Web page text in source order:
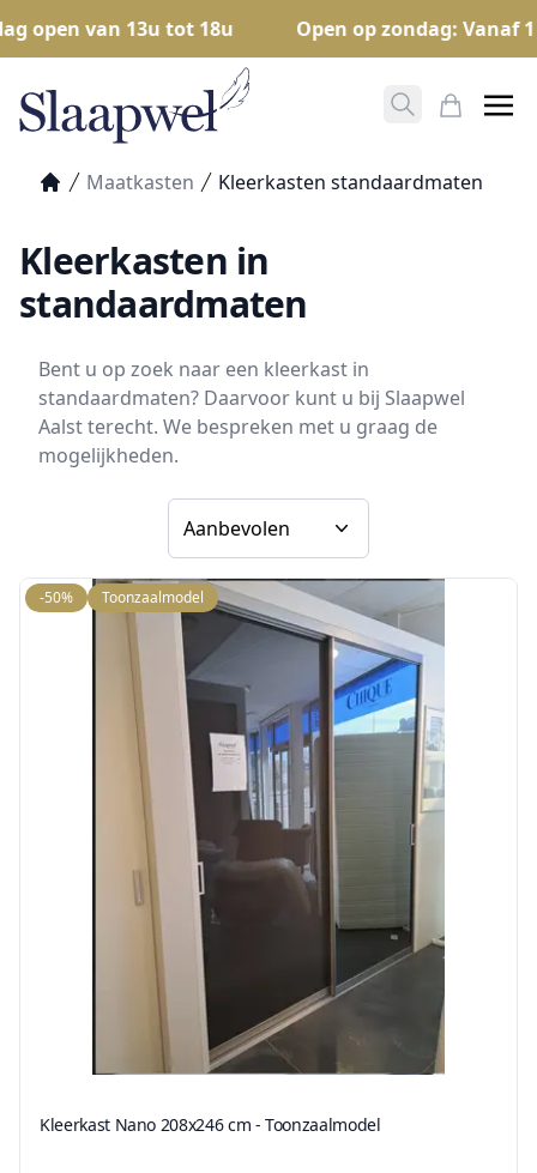
van 13u tot 18u Open op zondag: Vanaf 1
ZoekenMijn
Maatkasten Kleerkasten standaardmaten
Kleerkasten in
standaardmaten
Bent u op zoek naar een kleerkast in
standaardmaten? Daarvoor kunt u bij Slaapwel
Aalst terecht. We bespreken met u graag de
mogelijkheden.
Sorteer op
-50% Toonzaalmodel
Kleerkast Nano 208x246 cm - Toonzaalmodel